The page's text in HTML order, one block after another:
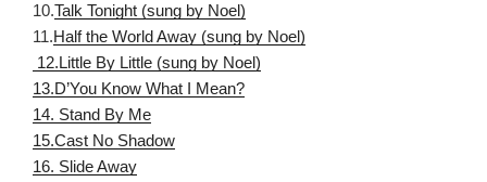
10.Talk Tonight (sung by Noel)
11.Half the World Away (sung by Noel)
12.Little By Little (sung by Noel)
13.D’You Know What I Mean?
14. Stand By Me
15.Cast No Shadow
16. Slide Away